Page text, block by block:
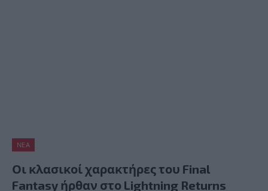
ΝΈΑ
Οι κλασικοί χαρακτήρες του Final
Fantasy ήρθαν στο Lightning Returns